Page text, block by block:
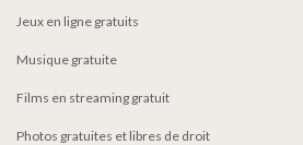
Jeux en ligne gratuits
Musique gratuite
Films en streaming gratuit
Photos gratuites et libres de droit